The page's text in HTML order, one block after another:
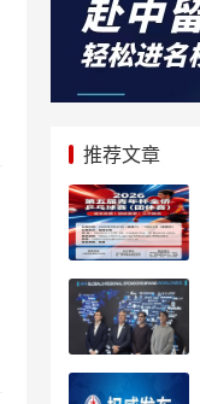
推荐文章